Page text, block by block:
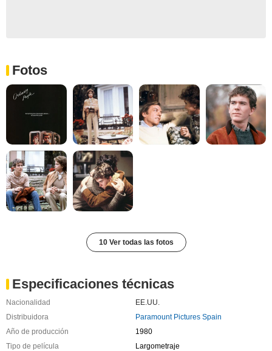
Fotos
10 Ver todas las fotos
Especificaciones técnicas
Nacionalidad
EE.UU.
Distribuidora
Paramount Pictures Spain
Año de producción
1980
Tipo de película
Largometraje